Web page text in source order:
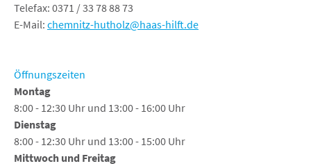
Telefax: 0371 / 33 78 88 73
E-Mail: chemnitz-hutholz@haas-hilft.de
Öffnungszeiten
Montag
8:00 - 12:30 Uhr und 13:00 - 16:00 Uhr
Dienstag
8:00 - 12:30 Uhr und 13:00 - 15:00 Uhr
Mittwoch und Freitag